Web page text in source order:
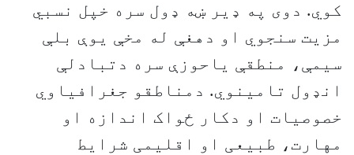
کوي. دوی په ډير ښه ډول سره خپل نسبي
مزيت سنجوي او دهغې له مخې يوې بلې
سيمې، منطقې ياحوزې سره دتبادلې
انډول تامينوي. دمناطقو جغرافياوي
خصوصيات او دکار ځواک اندازه او
مهارت، طبیعی او اقليمی شرايط